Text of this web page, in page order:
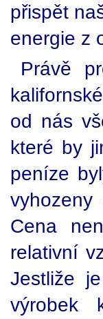
přispět
energie z
Právě
od nás
které by
peníze
vyhozeny
Cena
relativní
Jestliže
výrobek